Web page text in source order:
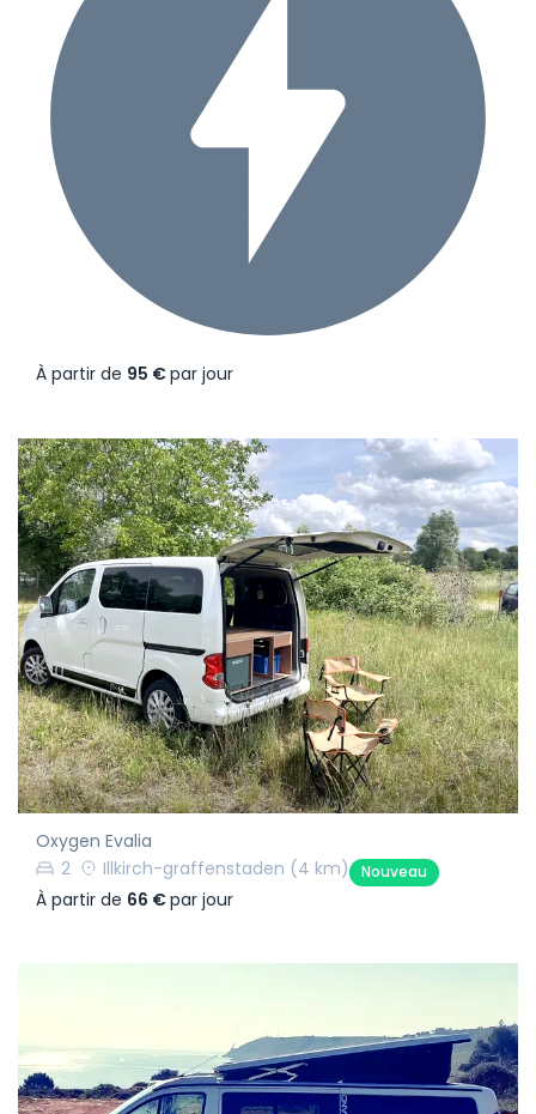
À partir de 95 €par jour
Oxygen Evalia
2
Illkirch-graffenstaden (4 km) Nouveau
À partir de 66 €par jour